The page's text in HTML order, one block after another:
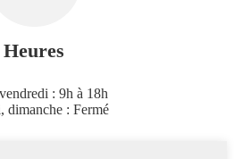
Heures
: 9h à 18h
dimanche : Fermé